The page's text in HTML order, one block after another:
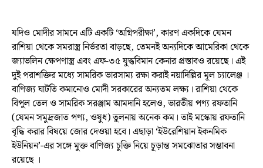
যদিও মোদীর সামনে এটি একটি ‘অগ্নিপরীক্ষা’, কারণ একদিকে যেমন
রাশিয়া থেকে সমরাস্ত্র নির্ভরতা বাড়ছে, তেমনই অন্যদিকে আমেরিকা থেকে
জ্যাভলিন ক্ষেপণাস্ত্র এবং এফ-৩৫ যুদ্ধবিমান কেনার প্রস্তাবও রয়েছে। এই
দুই পরাশক্তির মধ্যে সামরিক ভারসাম্য রক্ষা করাই নয়াদিল্লির মূল চ্যালেঞ্জ ।
বাণিজ্য ঘাটতি কমানোও মোদী সরকারের অন্যতম লক্ষ্য। রাশিয়া থেকে
বিপুল তেল ও সামরিক সরঞ্জাম আমদানি হলেও, ভারতীয় পণ্য রফতানি
(যেমন সমুদ্রজাত পণ্য, ওষুধ) তুলনায় অনেক কম। তাই মস্কোয় রফতানি
বৃদ্ধি করার বিষয়ে জোর দেওয়া হবে। এছাড়া ‘ইউরেশিয়ান ইকনমিক
ইউনিয়ন’-এর সঙ্গে মুক্ত বাণিজ্য চুক্তি নিয়ে চূড়ান্ত সমঝোতার সম্ভাবনা
রয়েছে ।